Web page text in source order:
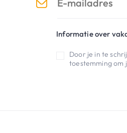
Informatie over
Door je in te
toestemming om